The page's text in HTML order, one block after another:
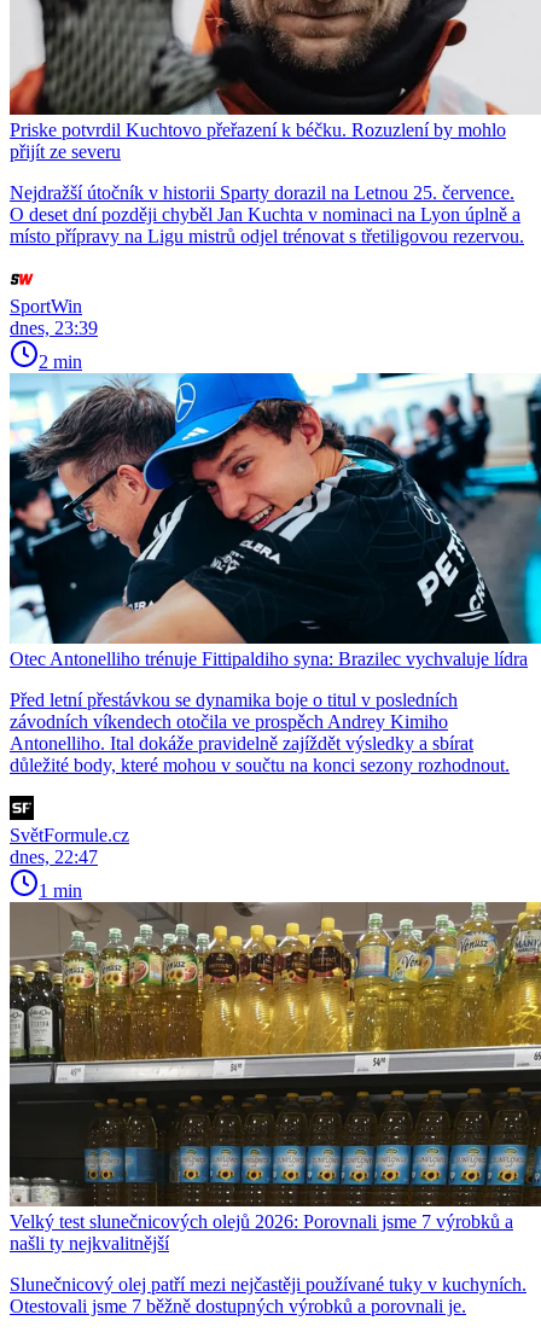
Priske potvrdil Kuchtovo přeřazení k béčku. Rozuzlení by mohlo
přijít ze severu
Nejdražší útočník v historii Sparty dorazil na Letnou 25. července.
O deset dní později chyběl Jan Kuchta v nominaci na Lyon úplně a
místo přípravy na Ligu mistrů odjel trénovat s třetiligovou rezervou.
SportWin
dnes, 23:39
2 min
Otec Antonelliho trénuje Fittipaldiho syna: Brazilec vychvaluje lídra
Před letní přestávkou se dynamika boje o titul v posledních
závodních víkendech otočila ve prospěch Andrey Kimiho
Antonelliho. Ital dokáže pravidelně zajíždět výsledky a sbírat
důležité body, které mohou v součtu na konci sezony rozhodnout.
SvětFormule.cz
dnes, 22:47
1 min
Velký test slunečnicových olejů 2026: Porovnali jsme 7 výrobků a
našli ty nejkvalitnější
Slunečnicový olej patří mezi nejčastěji používané tuky v kuchyních.
Otestovali jsme 7 běžně dostupných výrobků a porovnali je.